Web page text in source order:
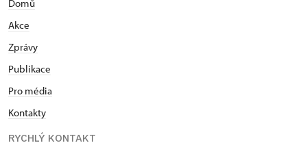
Domů
Akce
Zprávy
Publikace
Pro média
Kontakty
RYCHLÝ KONTAKT